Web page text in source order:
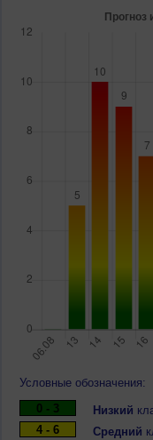
Условные обозначения:
0 - 3
Низкий
4 - 6
Средний